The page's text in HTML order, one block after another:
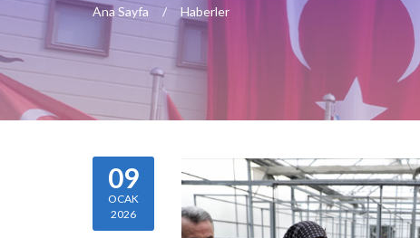
Ana Sayfa Haberler
09
OCAK
2026